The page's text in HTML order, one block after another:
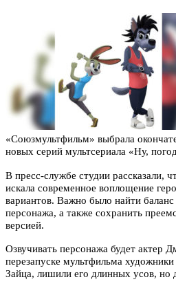
«Союзмультфильм» выбрала
новых серий мультсериала «Ну,
В пресс-службе студии рассказали,
искала современное воплощение
вариантов. Важно было найти
персонажа, а также сохранить
версией.
Озвучивать персонажа будет актер
перезапуске мультфильма
Зайца, лишили его длинных усов, но